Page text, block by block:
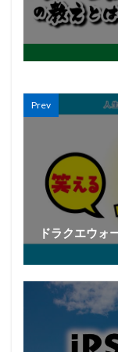
Prev
ドラクエウォ